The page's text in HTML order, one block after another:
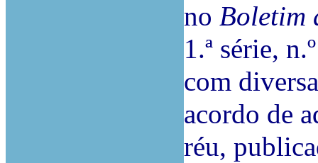
no Boletim
1.ª série,
com
acordo de
réu,